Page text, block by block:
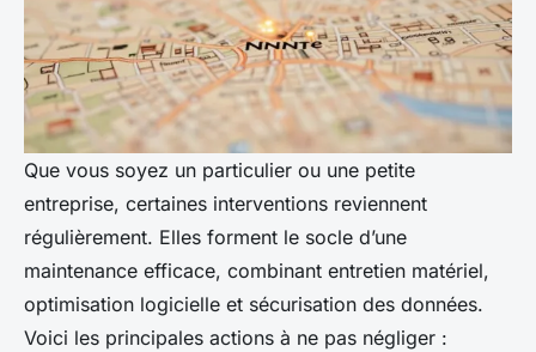
Que vous soyez un particulier ou une petite
entreprise, certaines interventions reviennent
régulièrement. Elles forment le socle d’une
maintenance efficace, combinant entretien matériel,
optimisation logicielle et sécurisation des données.
Voici les principales actions à ne pas négliger :